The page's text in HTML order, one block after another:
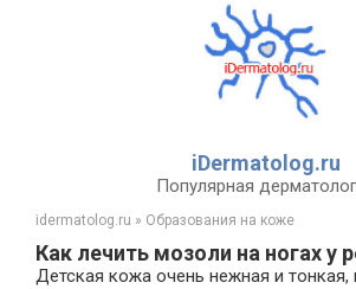
iDermatolog.ru
Популярная
idermatolog.ru » Образования на коже
Как лечить мозоли на ногах у
Детская кожа очень нежная и тонкая,